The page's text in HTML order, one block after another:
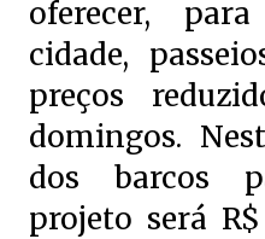
oferecer,
cidade,
preços
domingos.
dos barcos
projeto será